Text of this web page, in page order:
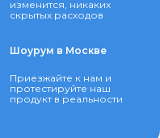
изменится, никаких
скрытых расходов
Шоурум в Москве
Приезжайте к нам и
протестируйте наш
продукт в реальности